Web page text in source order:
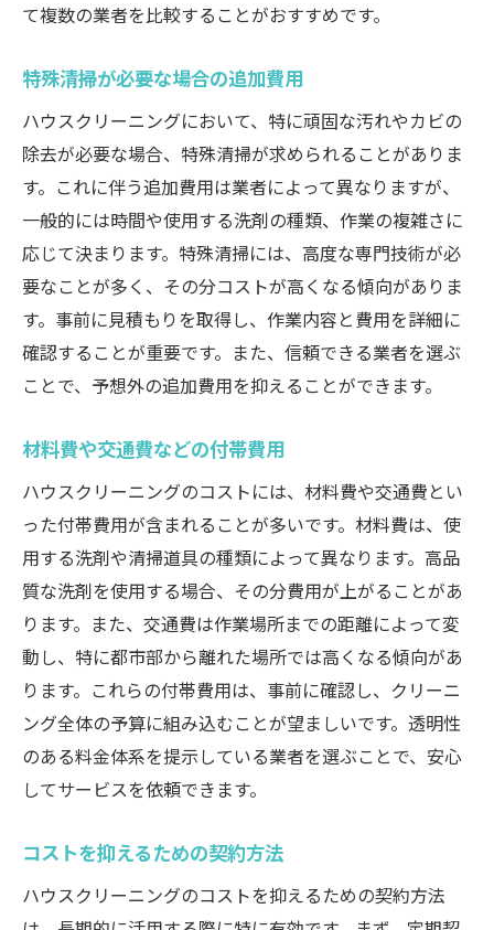
て複数の業者を比較することがおすすめです。
特殊清掃が必要な場合の追加費用
ハウスクリーニングにおいて、特に頑固な汚れやカビの
除去が必要な場合、特殊清掃が求められることがありま
す。これに伴う追加費用は業者によって異なりますが、
一般的には時間や使用する洗剤の種類、作業の複雑さに
応じて決まります。特殊清掃には、高度な専門技術が必
要なことが多く、その分コストが高くなる傾向がありま
す。事前に見積もりを取得し、作業内容と費用を詳細に
確認することが重要です。また、信頼できる業者を選ぶ
ことで、予想外の追加費用を抑えることができます。
材料費や交通費などの付帯費用
ハウスクリーニングのコストには、材料費や交通費とい
った付帯費用が含まれることが多いです。材料費は、使
用する洗剤や清掃道具の種類によって異なります。高品
質な洗剤を使用する場合、その分費用が上がることがあ
ります。また、交通費は作業場所までの距離によって変
動し、特に都市部から離れた場所では高くなる傾向があ
ります。これらの付帯費用は、事前に確認し、クリーニ
ング全体の予算に組み込むことが望ましいです。透明性
のある料金体系を提示している業者を選ぶことで、安心
してサービスを依頼できます。
コストを抑えるための契約方法
ハウスクリーニングのコストを抑えるための契約方法